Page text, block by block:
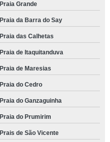
Praia Grande
Praia da Barra do Say
Praia das Calhetas
Praia de Itaquitanduva
Praia de Maresias
Praia do Cedro
Praia do Ganzaguinha
Praia do Prumirim
Prais de São Vicente